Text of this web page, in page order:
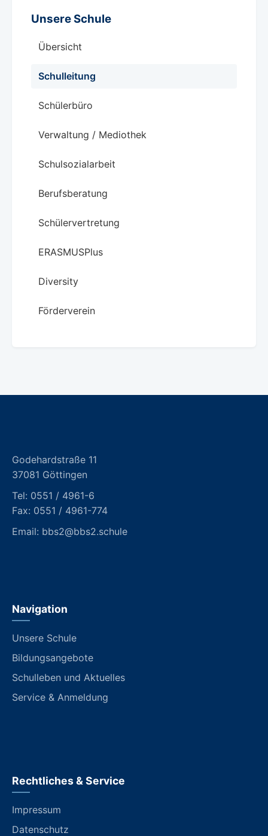
Unsere Schule
Übersicht
Schulleitung
Schülerbüro
Verwaltung / Mediothek
Schulsozialarbeit
Berufsberatung
Schülervertretung
ERASMUSPlus
Diversity
Förderverein
Godehardstraße 11
37081 Göttingen
Tel: 0551 / 4961-6
Fax: 0551 / 4961-774
Email: bbs2@bbs2.schule
Navigation
Unsere Schule
Bildungsangebote
Schulleben und Aktuelles
Service & Anmeldung
Rechtliches & Service
Impressum
Datenschutz